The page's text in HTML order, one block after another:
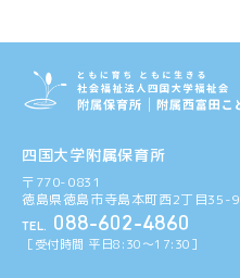
四国大学附属保育所
〒770-0831
徳島県徳島市寺島本町西2丁目35-9
TEL. 088-602-4860
［受付時間 平日8:30〜17:30］